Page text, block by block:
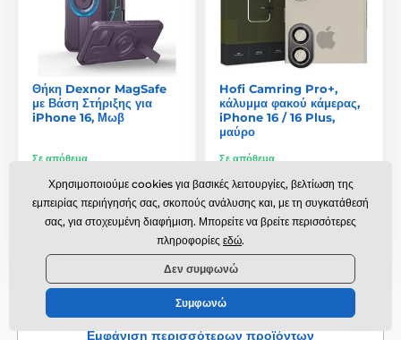
Θήκη Dexnor MagSafe
με Βάση Στήριξης για
iPhone 16, Μωβ
Σε απόθεμα
27,99 €
Σύγκριση
Hofi Camring Pro+,
κάλυμμα φακού κάμερας,
iPhone 16 / 16 Plus,
μαύρο
Σε απόθεμα
9,30 €
Σύγκριση
Έχετε δει 70 προϊόντα από 84.
Εμφάνιση περισσότερων προϊόντων
Χρησιμοποιούμε cookies για βασικές λειτουργίες, βελτίωση της
εμπειρίας περιήγησής σας, σκοπούς ανάλυσης και, με τη συγκατάθεσή
σας, για στοχευμένη διαφήμιση. Μπορείτε να βρείτε περισσότερες
πληροφορίες εδώ.
Δεν συμφωνώ
Συμφωνώ